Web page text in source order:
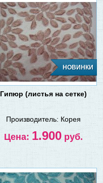
НОВИНКИ
Гипюр (листья на сетке)
Производитель: Корея
Цена: 1.900 руб.